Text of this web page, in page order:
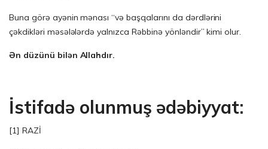
Buna görə ayənin mənası “və başqalarını da dərdlərini
çəkdikləri məsələlərdə yalnızca Rəbbinə yönləndir” kimi olur.
Ən düzünü bilən Allahdır.
İstifadə olunmuş ədəbiyyat:
[1] RAZİ